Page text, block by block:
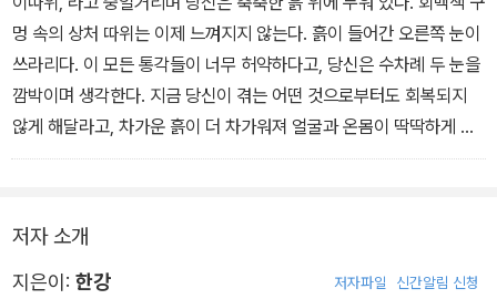
학과지성사에서 출간된 회복하는 인간이 원전입니다.
멍 속의 상처 따위는 이제 느껴지지 않는다. 흙이 들어간 오른쪽 눈이
쓰라리다. 이 모든 통각들이 너무 허약하다고, 당신은 수차례 두 눈을
깜박이며 생각한다. 지금 당신이 겪는 어떤 것으로부터도 회복되지
않게 해달라고, 차가운 흙이 더 차가워져 얼굴과 온몸이 딱딱하게 얼
어붙게 해달라고, 제발 다시 이곳에서 몸을 일으키지 않게 해달라고,
You are lying on the wet soil, muttering “such a trifle.” You
저자 소개
지은이: 한강 저자파일 신간알림 신청